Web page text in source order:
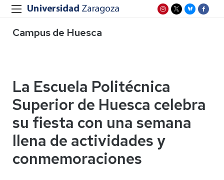
Campus de Huesca
La Escuela Politécnica
Superior de Huesca celebra
su fiesta con una semana
llena de actividades y
conmemoraciones